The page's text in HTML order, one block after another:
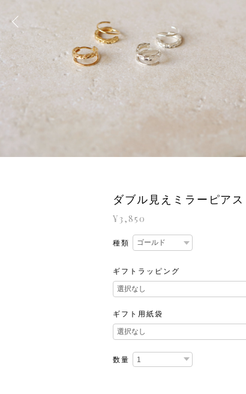
ダブル見えミラーピアス
¥3,850
種類
ギフトラッピング
ギフト用紙袋
数量